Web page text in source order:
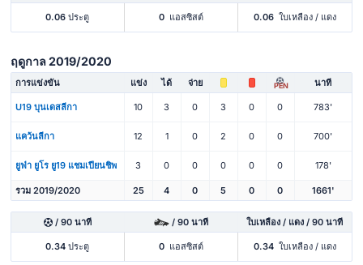
0.06 ประตู 0 แอสซิสต์ 0.06 ใบเหลือง / แดง
ฤดูกาล 2019/2020
การแข่งขัน แข่ง ได้ จ่าย PEN นาที
U19 บุนเดสลีกา 10 3 0 3 0 0 783'
แคว้นลีกา 12 1 0 2 0 0 700'
ยูฟ่า ยูโร ยู19 แชมเปียนชิพ 3 0 0 0 0 0 178'
รวม 2019/2020 25 4 0 5 0 0 1661'
/ 90 นาที / 90 นาที ใบเหลือง / แดง / 90 นาที
0.34 ประตู 0 แอสซิสต์ 0.34 ใบเหลือง / แดง